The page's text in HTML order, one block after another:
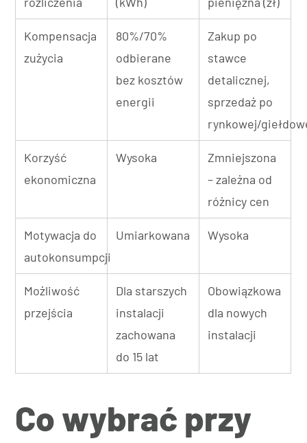
Kompensacja
zużycia
80%/70%
odbierane
bez kosztów
energii
Zakup po
stawce
detalicznej,
sprzedaż po
rynkowej/
Korzyść
ekonomiczna
Wysoka
Zmniejszona
– zależna od
różnicy cen
Motywacja do
autokonsumpcji
Umiarkowana Wysoka
Możliwość
przejścia
Dla starszych
instalacji
zachowana
do 15 lat
Obowiązkowa
dla nowych
instalacji
Co wybrać przy